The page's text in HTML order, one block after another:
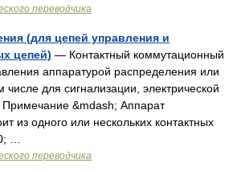
переводчика
(для цепей управления и
цепей) — Контактный коммутационный
аппаратурой распределения или
числе для сигнализации, электрической
Примечание &mdash; Аппарат
из одного или нескольких контактных
…
переводчика